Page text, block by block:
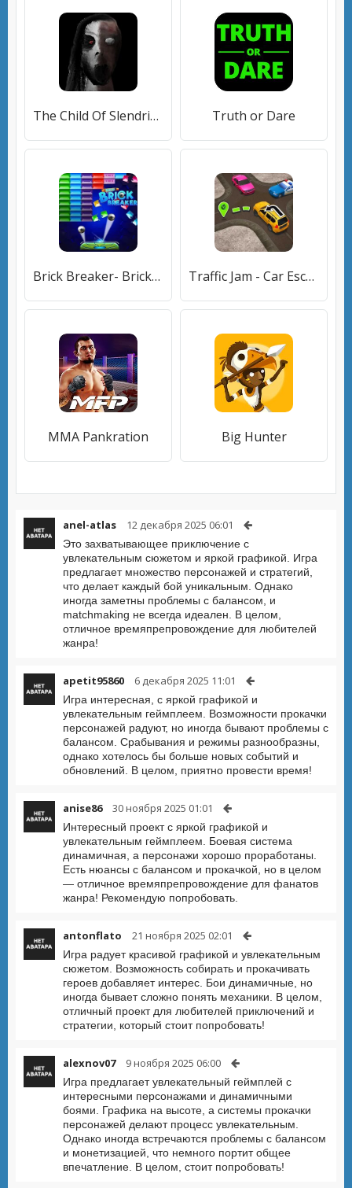
The Child Of Slendrina Truth or Dare
Brick Breaker- Bricks 3d Game Traffic Jam - Car Escape Games
MMA Pankration Big Hunter
anel-atlas 12 декабря 2025 06:01
Это захватывающее приключение с
увлекательным сюжетом и яркой графикой. Игра
предлагает множество персонажей и стратегий,
что делает каждый бой уникальным. Однако
иногда заметны проблемы с балансом, и
matchmaking не всегда идеален. В целом,
отличное времяпрепровождение для любителей
жанра!
apetit95860 6 декабря 2025 11:01
Игра интересная, с яркой графикой и
увлекательным геймплеем. Возможности прокачки
персонажей радуют, но иногда бывают проблемы с
балансом. Срабывания и режимы разнообразны,
однако хотелось бы больше новых событий и
обновлений. В целом, приятно провести время!
anise86 30 ноября 2025 01:01
Интересный проект с яркой графикой и
увлекательным геймплеем. Боевая система
динамичная, а персонажи хорошо проработаны.
Есть нюансы с балансом и прокачкой, но в целом
— отличное времяпрепровождение для фанатов
жанра! Рекомендую попробовать.
antonflato 21 ноября 2025 02:01
Игра радует красивой графикой и увлекательным
сюжетом. Возможность собирать и прокачивать
героев добавляет интерес. Бои динамичные, но
иногда бывает сложно понять механики. В целом,
отличный проект для любителей приключений и
стратегии, который стоит попробовать!
alexnov07 9 ноября 2025 06:00
Игра предлагает увлекательный геймплей с
интересными персонажами и динамичными
боями. Графика на высоте, а системы прокачки
персонажей делают процесс увлекательным.
Однако иногда встречаются проблемы с балансом
и монетизацией, что немного портит общее
впечатление. В целом, стоит попробовать!